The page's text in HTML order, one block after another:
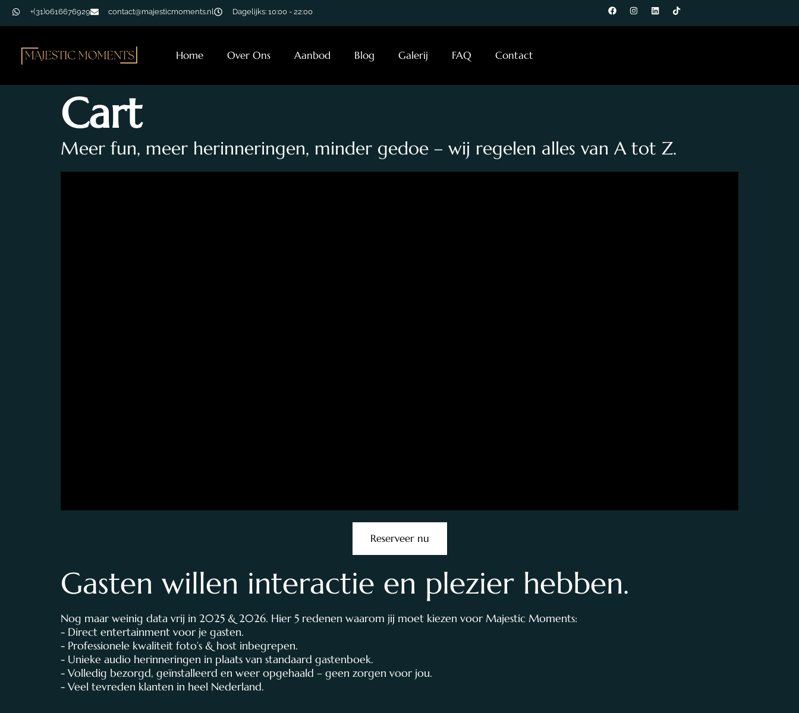
+(31)0616676929 contact@majesticmoments.nl Dagelijks: 10:00 - 22:00
Home Over Ons Aanbod Blog Galerij FAQ Contact
Cart
Meer fun, meer herinneringen, minder gedoe – wij regelen alles van A tot Z.
Reserveer nu
Gasten willen interactie en plezier hebben.
Nog maar weinig data vrij in 2025 & 2026. Hier 5 redenen waarom jij moet kiezen voor Majestic Moments:
- Direct entertainment voor je gasten.
- Professionele kwaliteit foto’s & host inbegrepen.
- Unieke audio herinneringen in plaats van standaard gastenboek.
- Volledig bezorgd, geïnstalleerd en weer opgehaald – geen zorgen voor jou.
- Veel tevreden klanten in heel Nederland.